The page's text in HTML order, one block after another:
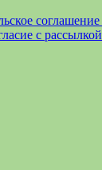
соглашение
с рассылкой